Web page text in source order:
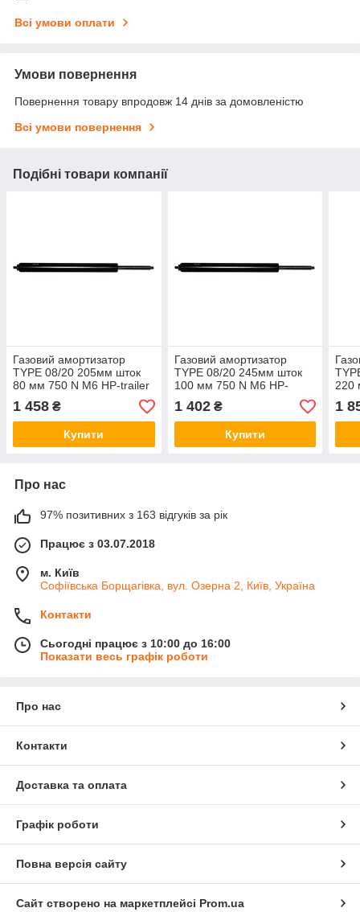
Всі умови оплати
Умови повернення
Повернення товару впродовж 14 днів за домовленістю
Всі умови повернення
Подібні товари компанії
Газовий амортизатор
TYPE 08/20 205мм шток
80 мм 750 N М6 HP-trailer
210014
1 458 ₴
Купити
Газовий амортизатор
TYPE 08/20 245мм шток
100 мм 750 N М6 HP-
trailer 11010070 (210024)
1 402₴
Купити
220
1
Про нас
97% позитивних з 163 відгуків за рік
Працює з 03.07.2018
м. Київ
Софіївська Борщагівка, вул. Озерна 2, Київ, Україна
Контакти
Сьогодні працює з 10:00 до 16:00
Показати весь графік роботи
Про нас
Контакти
Доставка та оплата
Графік роботи
Повна версія сайту
Сайт створено на маркетплейсі Prom.ua